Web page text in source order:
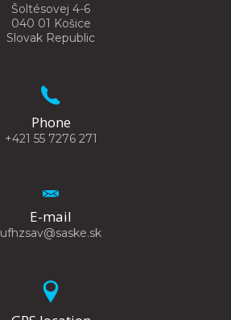
Šoltésovej 4-6
040 01 Košice
Slovak Republic
Phone
+421 55 7276 271
E-mail
ufhzsav@saske.sk